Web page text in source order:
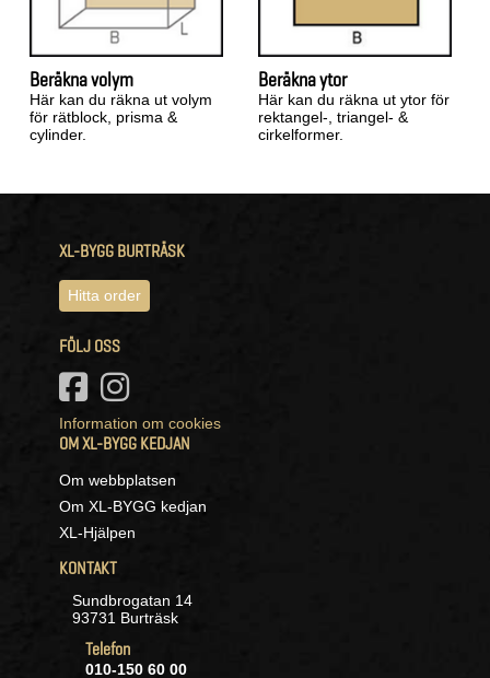
Beräkna volym
Här kan du räkna ut volym
för rätblock, prisma &
cylinder.
Beräkna ytor
Här kan du räkna ut ytor för
rektangel-, triangel- &
cirkelformer.
XL-BYGG BURTRÄSK
Hitta order
FÖLJ OSS
Information om cookies
OM XL-BYGG KEDJAN
Om webbplatsen
Om XL-BYGG kedjan
XL-Hjälpen
KONTAKT
Sundbrogatan 14
93731 Burträsk
Telefon
010-150 60 00